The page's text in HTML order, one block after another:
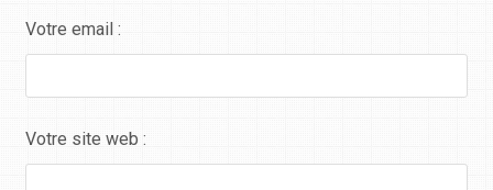
Votre email :
Votre site web :